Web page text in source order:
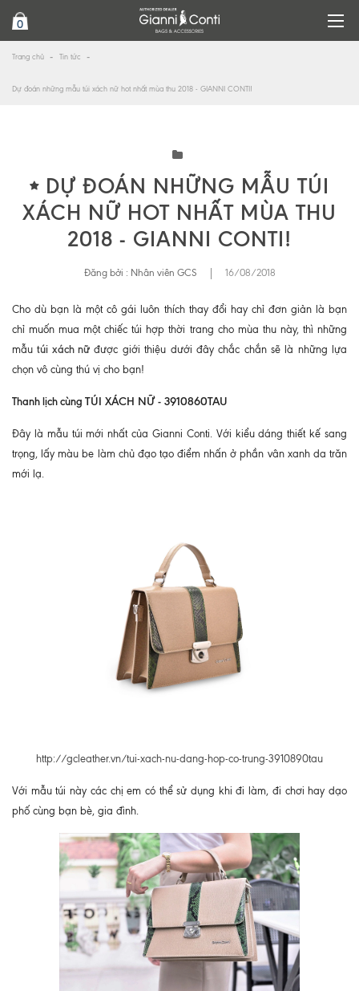
0
Trang chủ Tin tức
Dự đoán những mẫu túi xách nữ hot nhất mùa thu 2018 - GIANNI CONTI!
DỰ ĐOÁN NHỮNG MẪU TÚI
XÁCH NỮ HOT NHẤT MÙA THU
2018 - GIANNI CONTI!
Đăng bởi : Nhân viên GCS 16/08/2018
Cho dù bạn là một cô gái luôn thích thay đổi hay chỉ đơn giản là bạn
chỉ muốn mua một chiếc túi hợp thời trang cho mùa thu này, thì những
mẫutúi xách nữ được giới thiệu dưới đây chắc chắn sẽ là những lựa
chọn vô cùng thú vị cho bạn!
Thanh lịch cùng TÚI XÁCH NỮ - 3910860TAU
Đây là mẫu túi mới nhất của Gianni Conti. Với kiểu dáng thiết kế sang
trọng, lấy màu be làm chủ đạo tạo điểm nhấn ở phần vân xanh da trăn
mới lạ.
http://gcleather.vn/tui-xach-nu-dang-hop-co-trung-3910890tau
Với mẫu túi này các chị em có thể sử dụng khi đi làm, đi chơi hay dạo
phố cùng bạn bè, gia đình.